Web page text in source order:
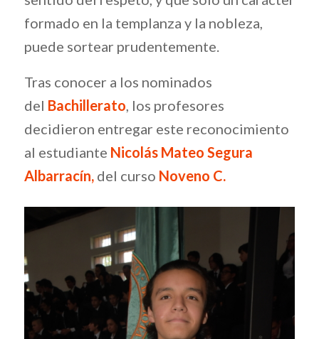
formado en la templanza y la nobleza,
puede sortear prudentemente.
Tras conocer a los nominados
del Bachillerato , los profesores
decidieron entregar este reconocimiento
al estudiante Nicolás Mateo Segura
Albarracín, del curso Noveno C.